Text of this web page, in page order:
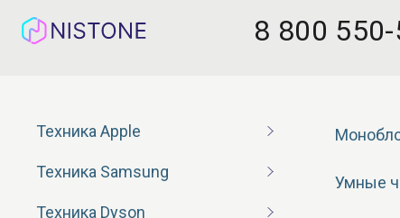
8 800
Техника Apple
Техника Samsung
Техника Dyson
Умные